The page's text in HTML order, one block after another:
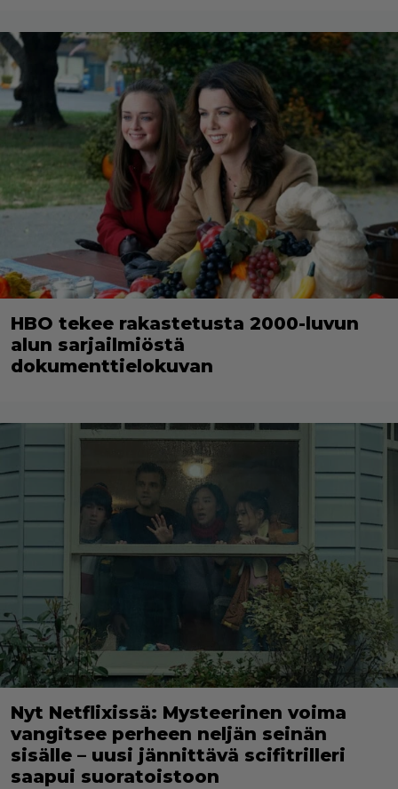
HBO tekee rakastetusta 2000-luvun
alun sarjailmiöstä
dokumenttielokuvan
Nyt Netflixissä: Mysteerinen voima
vangitsee perheen neljän seinän
sisälle – uusi jännittävä scifitrilleri
saapui suoratoistoon